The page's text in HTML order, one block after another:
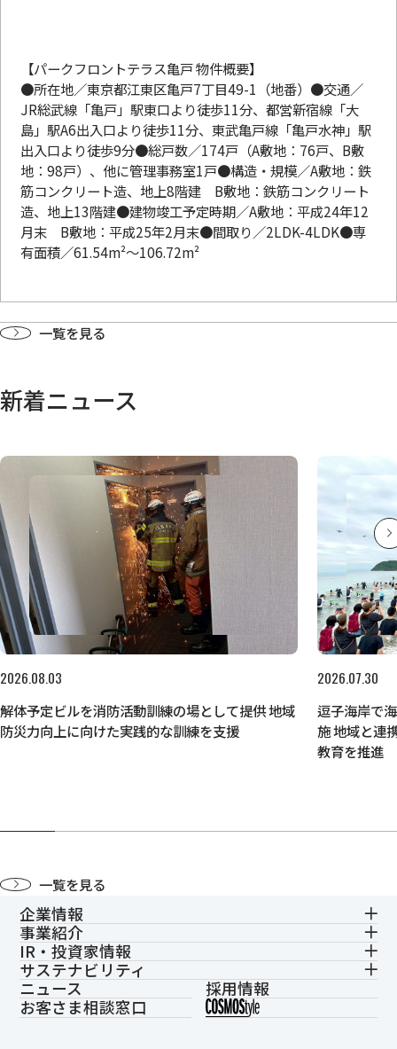
【パークフロントテラス亀戸 物件概要】
●所在地／東京都江東区亀戸7丁目49-1（地番）●交通／
JR総武線「亀戸」駅東口より徒歩11分、都営新宿線「大
島」駅A6出入口より徒歩11分、東武亀戸線「亀戸水神」駅
出入口より徒歩9分●総戸数／174戸（A敷地：76戸、B敷
地：98戸）、他に管理事務室1戸●構造・規模／A敷地：鉄
筋コンクリート造、地上8階建 B敷地：鉄筋コンクリート
造、地上13階建●建物竣工予定時期／A敷地：平成24年12
月末 B敷地：平成25年2月末●間取り／2LDK-4LDK●専
有面積／61.54m²〜106.72m²
一覧を見る
新着ニュース
2026.08.03
解体予定ビルを消防活動訓練の場として提供 地域
防災力向上に向けた実践的な訓練を支援
2026.07.30
逗子海岸で
施 地域と連
教育を推進
一覧を見る
企業情報
事業紹介
IR・投資家情報
サステナビリティ
ニュース
採用情報
お客さま相談窓口